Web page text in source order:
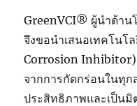
GreenVCI® ผู้นำด้า
จึงขอนำเสนอเทคโนโ
Corrosion Inhibitor)
จากการกัดกร่อนในทุ
ประสิทธิภาพและเป็นมิ